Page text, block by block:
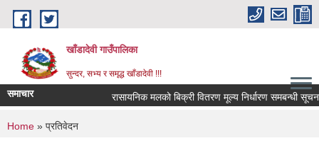
Skip to main content
खाँडादेवी गाउँपालिका
सुन्दर, सभ्य र समृद्ध खाँडादेवी !!!
समाचार रासायनिक मलको बिक्री वितरण मूल्य निर्धारण समबन्धी सूचना!!
You are here
Home » प्रतिवेदन